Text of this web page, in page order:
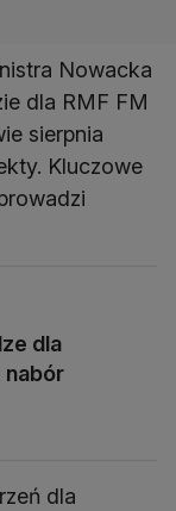
Nowacka
dla RMF FM
sierpnia
Kluczowe
dla
dla